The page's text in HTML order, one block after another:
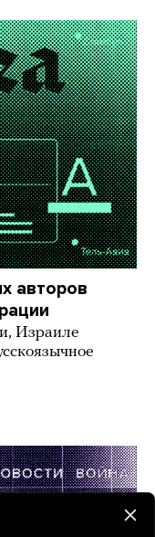
авторов
Израиле